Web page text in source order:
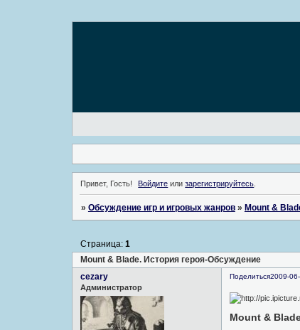
Привет, Гость! Войдите илизарегистрируйтесь
» Обсуждение игр и игровых жанров » Mount &
Mount & Blade. История героя-Обсуждение
Страница: 1
Поделиться2009-
cezary
Администратор
Mount &